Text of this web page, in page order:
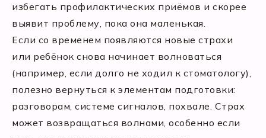
избегать профилактических приёмов и скорее
выявит проблему, пока она маленькая.
Если со временем появляются новые страхи
или ребёнок снова начинает волноваться
(например, если долго не ходил к стоматологу),
полезно вернуться к элементам подготовки:
разговорам, системе сигналов, похвале. Страх
может возвращаться волнами, особенно если